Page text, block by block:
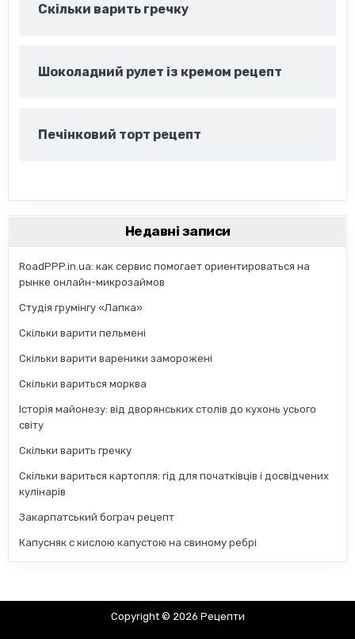
Скільки варить гречку
Шоколадний рулет із кремом рецепт
Печінковий торт рецепт
Недавні записи
RoadPPP.in.ua: как сервис помогает ориентироваться на
рынке онлайн-микрозаймов
Студія грумінгу «Лапка»
Скільки варити пельмені
Скільки варити вареники заморожені
Скільки вариться морква
Історія майонезу: від дворянських столів до кухонь усього
світу
Скільки варить гречку
Скільки вариться картопля: гід для початківців і досвідчених
кулінарів
Закарпатський бограч рецепт
Капусняк с кислою капустою на свиному ребрі
Copyright © 2026 Рецепти